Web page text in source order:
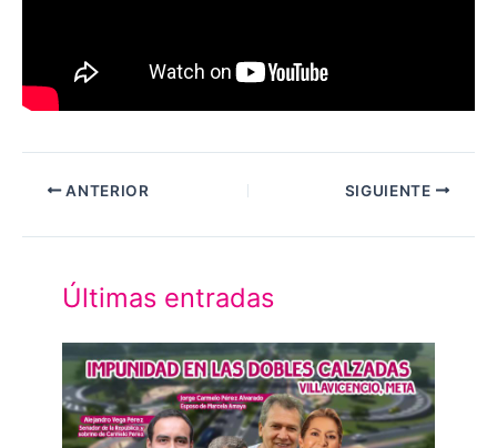
ANTERIOR SIGUIENTE
Últimas entradas